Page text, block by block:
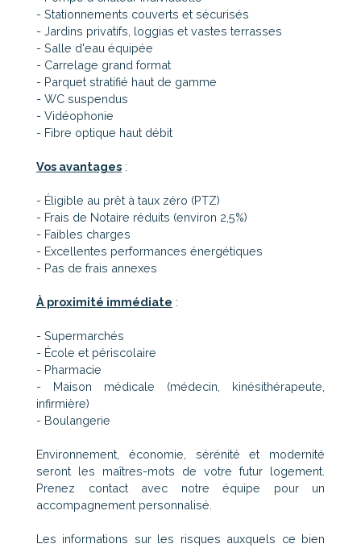
- Stationnements couverts et sécurisés
- Jardins privatifs, loggias et vastes terrasses
- Salle d'eau équipée
- Carrelage grand format
- Parquet stratifié haut de gamme
- WC suspendus
- Vidéophonie
- Fibre optique haut débit
Vos avantages :
- Éligible au prêt à taux zéro (PTZ)
- Frais de Notaire réduits (environ 2,5%)
- Faibles charges
- Excellentes performances énergétiques
- Pas de frais annexes
À proximité immédiate :
- Supermarchés
- École et périscolaire
- Pharmacie
- Maison médicale (médecin, kinésithérapeute,
infirmière)
- Boulangerie
Environnement, économie, sérénité et modernité
seront les maîtres-mots de votre futur logement.
Prenez contact avec notre équipe pour un
accompagnement personnalisé.
Les informations sur les risques auxquels ce bien